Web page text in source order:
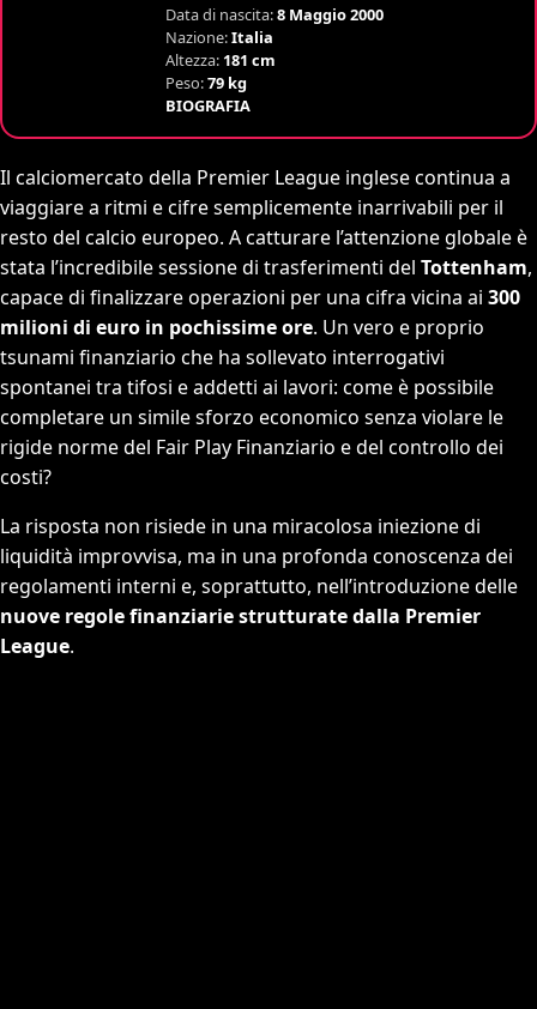
Data di nascita:8 Maggio 2000
Nazione:Italia
Altezza: 181 cm
Peso:79 kg
BIOGRAFIA
Il calciomercato della Premier League inglese continua a
viaggiare a ritmi e cifre semplicemente inarrivabili per il
resto del calcio europeo. A catturare l’attenzione globale è
stata l’incredibile sessione di trasferimenti del Tottenham,
capace di finalizzare operazioni per una cifra vicina ai 300
milioni di euro in pochissime ore. Un vero e proprio
tsunami finanziario che ha sollevato interrogativi
spontanei tra tifosi e addetti ai lavori: come è possibile
completare un simile sforzo economico senza violare le
rigide norme del Fair Play Finanziario e del controllo dei
costi?
La risposta non risiede in una miracolosa iniezione di
liquidità improvvisa, ma in una profonda conoscenza dei
regolamenti interni e, soprattutto, nell’introduzione delle
nuove regole finanziarie strutturate dalla Premier
League.